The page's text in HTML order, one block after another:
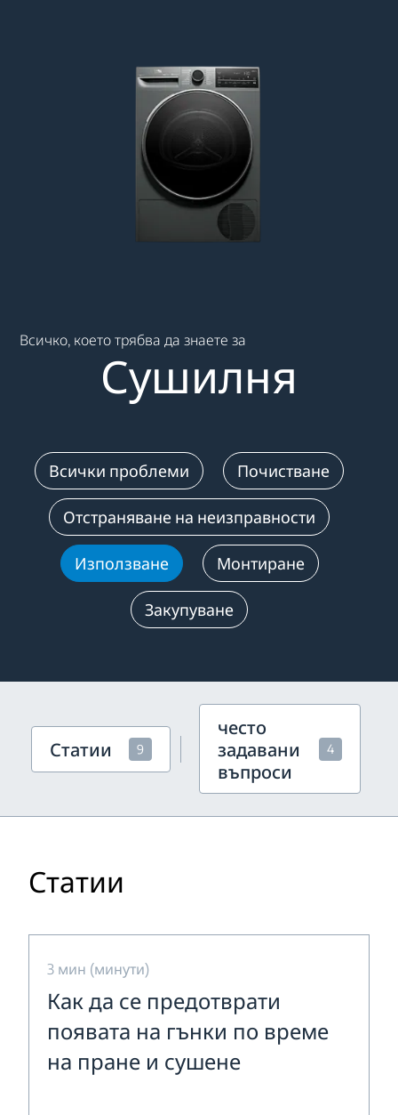
Всичко, което трябва да знаете за
Сушилня
Всички проблеми Почистване
Отстраняване на неизправности
Използване Монтиране
Закупуване
Статии 9
често
задавани
въпроси
4
Статии
3 мин (минути)
Как да се предотврати
появата на гънки по време
на пране и сушене